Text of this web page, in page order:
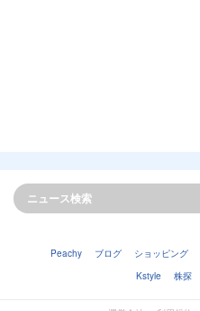
Peachy ブログ ショッピング
Kstyle
株探